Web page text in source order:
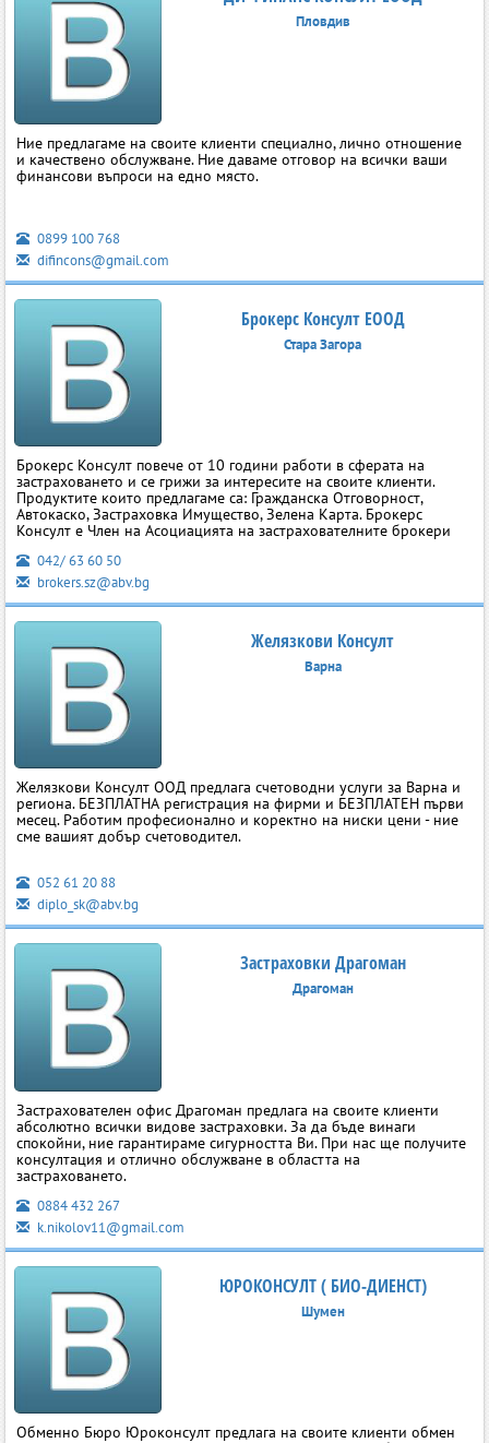
Пловдив
Ние предлагаме на своите клиенти специално, лично отношение
и качествено обслужване. Ние даваме отговор на всички ваши
финансови въпроси на едно място.
0899 100 768
difincons@gmail.com
Брокерс Консулт ЕООД
Стара Загора
Брокерс Консулт повече от 10 години работи в сферата на
застраховането и се грижи за интересите на своите клиенти.
Продуктите които предлагаме са: Гражданска Отговорност,
Автокаско, Застраховка Имущество, Зелена Карта. Брокерс
Консулт е Член на Асоциацията на застрахователните брокери
042/ 63 60 50
brokers.sz@abv.bg
Желязкови Консулт
Варна
Желязкови Консулт ООД предлага счетоводни услуги за Варна и
региона. БЕЗПЛАТНА регистрация на фирми и БЕЗПЛАТЕН първи
месец. Работим професионално и коректно на ниски цени - ние
сме вашият добър счетоводител.
052 61 20 88
diplo_sk@abv.bg
Застраховки Драгоман
Драгоман
Застрахователен офис Драгоман предлага на своите клиенти
абсолютно всички видове застраховки. За да бъде винаги
спокойни, ние гарантираме сигурността Ви. При нас ще получите
консултация и отлично обслужване в областта на
застраховането.
0884 432 267
k.nikolov11@gmail.com
ЮРОКОНСУЛТ ( БИО-ДИЕНСТ)
Шумен
Обменно Бюро Юроконсулт предлага на своите клиенти обмен